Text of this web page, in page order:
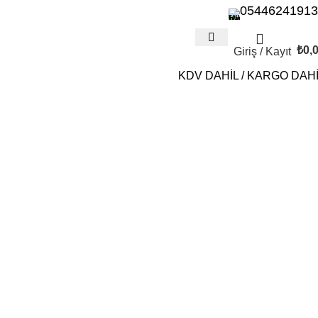
05446241913
Giriş / Kayıt ₺
KDV DAHİL / KARGO